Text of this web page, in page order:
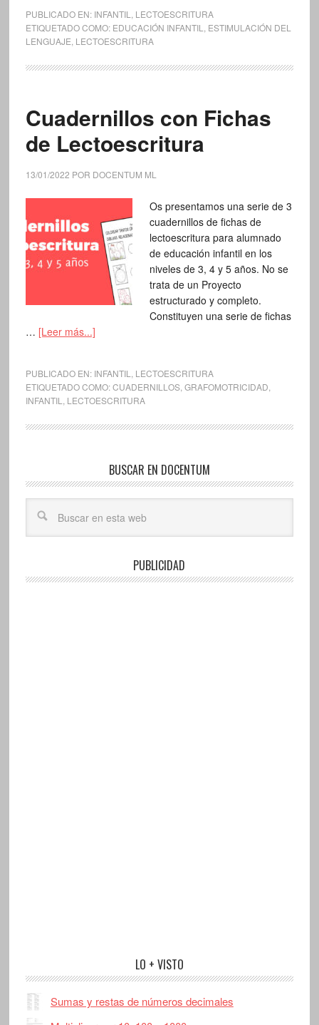
PUBLICADO EN: INFANTIL
LECTOESCRITURA
ETIQUETADO COMO: EDUCACIÓN INFANTIL
ESTIMULACIÓN DEL
LENGUAJE LECTOESCRITURA
Cuadernillos con Fichas
de Lectoescritura
13/01/2022 POR DOCENTUM ML
Os presentamos una serie de 3
cuadernillos de fichas de
lectoescritura para alumnado
de educación infantil en los
niveles de 3, 4 y 5 años. No se
trata de un Proyecto
estructurado y completo.
Constituyen una serie de fichas
… [Leer más...]
PUBLICADO EN: INFANTIL
LECTOESCRITURA
ETIQUETADO COMO:CUADERNILLOS, GRAFOMOTRICIDAD
INFANTIL
LECTOESCRITURA
BUSCAR EN DOCENTUM
PUBLICIDAD
LO + VISTO
Sumas y restas de números decimales